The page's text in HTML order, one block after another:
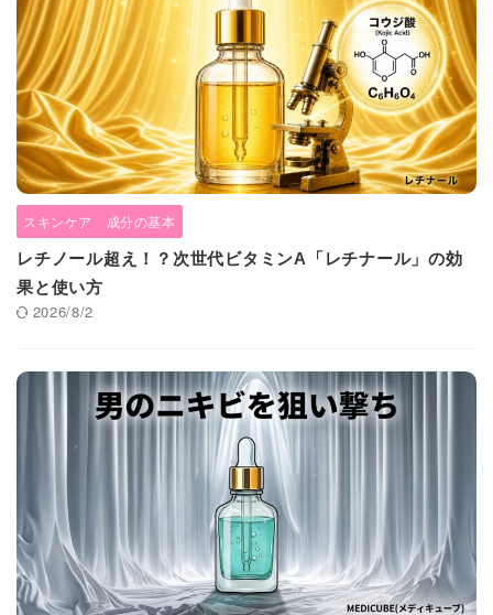
スキンケア 成分の基本
レチノール超え！？次世代ビタミンA「レチナール」の効
果と使い方
2026/8/2